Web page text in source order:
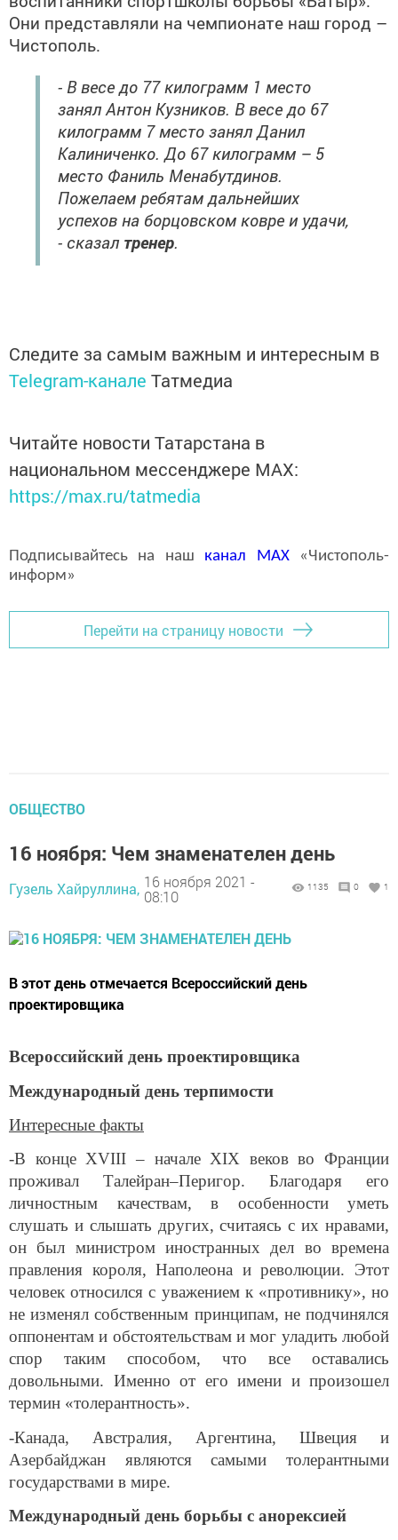
Они представляли на чемпионате наш город –
Чистополь.
- В весе до 77 килограмм 1 место
занял Антон Кузников. В весе до 67
килограмм 7 место занял Данил
Калиниченко. До 67 килограмм – 5
место Фаниль Менабутдинов.
Пожелаем ребятам дальнейших
успехов на борцовском ковре и удачи,
- сказал тренер.
Следите за самым важным и интересным в
Telegram-канале Татмедиа
Читайте новости Татарстана в
национальном мессенджере MАХ:
https://max.ru/tatmedia
Подписывайтесь на наш канал MAX«Чистополь-
информ»
Перейти на страницу новости
ОБЩЕСТВО
16 ноября: Чем знаменателен день
Гузель Хайруллина, 16 ноября 2021 -
08:10
1135 0 1
В этот день отмечается Всероссийский день
проектировщика
Всероссийский день проектировщика
Международный день терпимости
Интересные факты
-В конце XVIII – начале XIX веков во Франции
проживал Талейран–Перигор. Благодаря его
личностным качествам, в особенности уметь
слушать и слышать других, считаясь с их нравами,
он был министром иностранных дел во времена
правления короля, Наполеона и революции. Этот
человек относился с уважением к «противнику», но
не изменял собственным принципам, не подчинялся
оппонентам и обстоятельствам и мог уладить любой
спор таким способом, что все оставались
довольными. Именно от его имени и произошел
термин «толерантность».
-Канада, Австралия, Аргентина, Швеция и
Азербайджан являются самыми толерантными
государствами в мире.
Международный день борьбы с анорексией